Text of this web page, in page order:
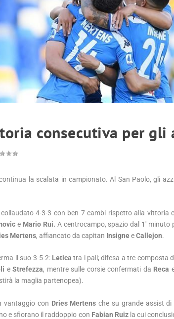
consecutiva per gli
la scalata in campionato. Al San Paolo, gli
4-3-3 con ben 7 cambi rispetto alla vittoria
e Mario Rui. A centrocampo, spazio dal 1′ minuto
Mertens, affiancato da capitan InsigneeCallejon.
il suo 3-5-2: Letica tra i pali; difesa a tre composta
eStrefezza, mentre sulle corsie confermati da Reca
la maglia partenopea).
vantaggio con Dries Mertens che su grande assist di
e sfiorano il raddoppio con Fabian Ruizla cui